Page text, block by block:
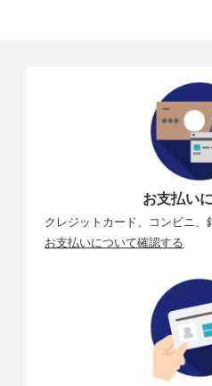
お支払い
クレジットカード、コンビニ
お支払いについて確認する